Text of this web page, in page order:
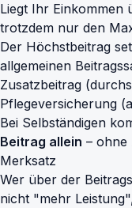
Liegt Ihr Einkommen
trotzdem nur den
Der Höchstbeitrag
allgemeinen
Zusatzbeitrag
Pflegeversicherung
Bei Selbständigen
Beitrag allein – ohne
Merksatz
Wer über der
nicht "mehr